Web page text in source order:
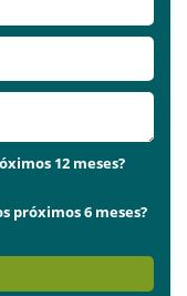
12 meses?
próximos 6 meses?